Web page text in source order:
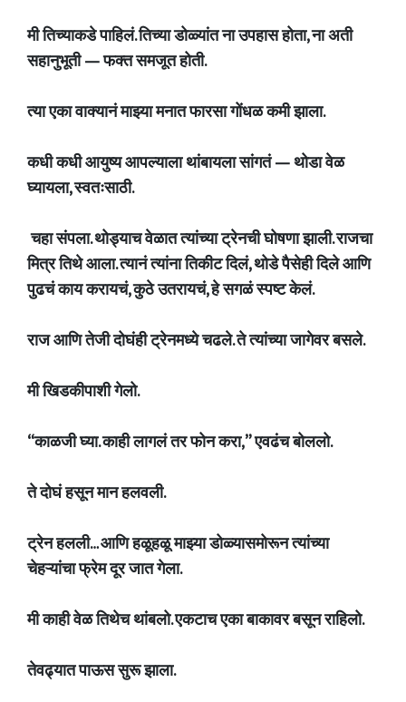
मी तिच्याकडे पाहिलं. तिच्या डोळ्यांत ना उपहास होता, ना अती
सहानुभूती — फक्त समजूत होती.
त्या एका वाक्यानं माझ्या मनात फारसा गोंधळ कमी झाला.
कधी कधी आयुष्य आपल्याला थांबायला सांगतं — थोडा वेळ
घ्यायला, स्वतःसाठी.
चहा संपला. थोड्याच वेळात त्यांच्या ट्रेनची घोषणा झाली. राजचा
मित्र तिथे आला. त्यानं त्यांना तिकीट दिलं, थोडे पैसेही दिले आणि
पुढचं काय करायचं, कुठे उतरायचं, हे सगळं स्पष्ट केलं.
राज आणि तेजी दोघंही ट्रेनमध्ये चढले. ते त्यांच्या जागेवर बसले.
मी खिडकीपाशी गेलो.
“काळजी घ्या. काही लागलं तर फोन करा,” एवढंच बोललो.
ते दोघं हसून मान हलवली.
ट्रेन हलली… आणि हळूहळू माझ्या डोळ्यासमोरून त्यांच्या
चेहऱ्यांचा फ्रेम दूर जात गेला.
मी काही वेळ तिथेच थांबलो. एकटाच एका बाकावर बसून राहिलो.
तेवढ्यात पाऊस सुरू झाला.